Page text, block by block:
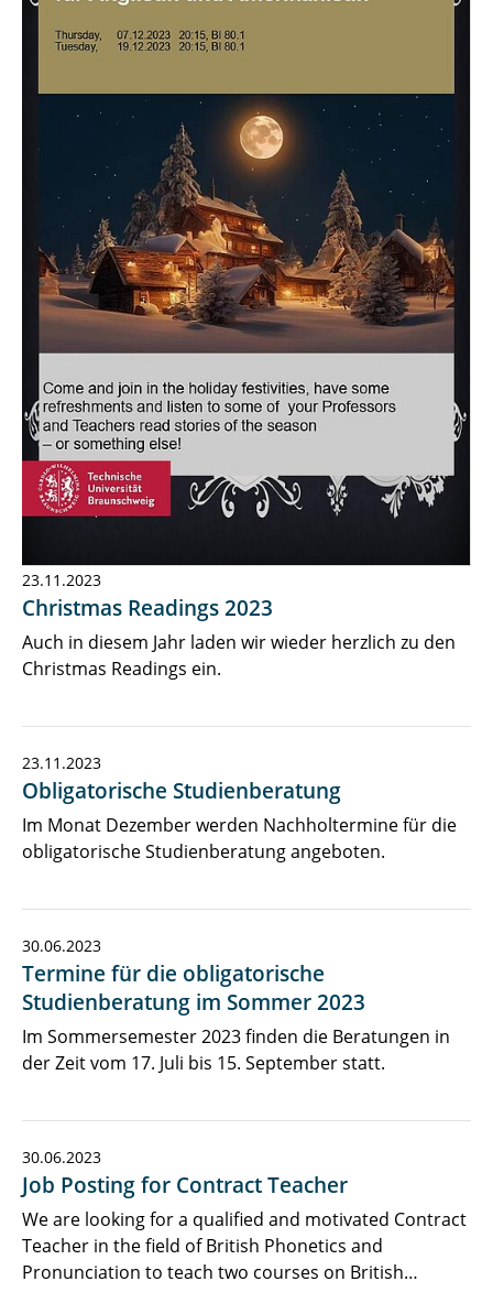
23.11.2023
Christmas Readings 2023
Auch in diesem Jahr laden wir wieder herzlich zu den
Christmas Readings ein.
23.11.2023
Obligatorische Studienberatung
Im Monat Dezember werden Nachholtermine für die
obligatorische Studienberatung angeboten.
30.06.2023
Termine für die obligatorische
Studienberatung im Sommer 2023
Im Sommersemester 2023 finden die Beratungen in
der Zeit vom 17. Juli bis 15. September statt.
30.06.2023
Job Posting for Contract Teacher
We are looking for a qualified and motivated Contract
Teacher in the field of British Phonetics and
Pronunciation to teach two courses on British…